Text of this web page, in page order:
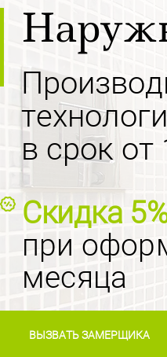
в срок от
Скидка
при
месяца
ВЫЗВАТЬ ЗАМЕРЩИКА